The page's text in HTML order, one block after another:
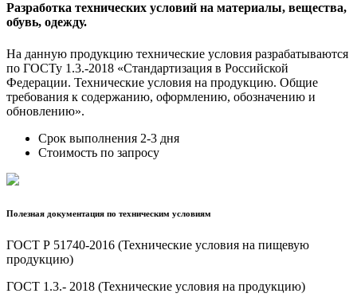
Разработка технических условий на материалы, вещества,
обувь, одежду.
На данную продукцию технические условия разрабатываются
по ГОСТу 1.3.-2018 «Стандартизация в Российской
Федерации. Технические условия на продукцию. Общие
требования к содержанию, оформлению, обозначению и
обновлению».
Срок выполнения 2-3 дня
Стоимость по запросу
Полезная документация по техническим условиям
ГОСТ Р 51740-2016 (Технические условия на пищевую
продукцию)
ГОСТ 1.3.- 2018 (Технические условия на продукцию)